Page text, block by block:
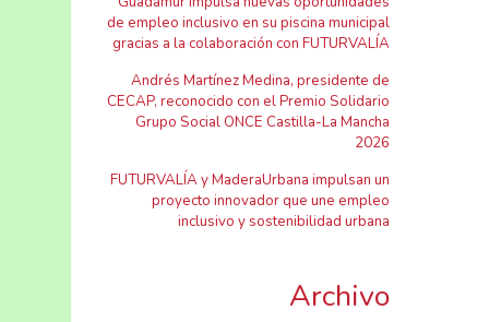
de empleo inclusivo en su piscina municipal
gracias a la colaboración con FUTURVALÍA
Andrés Martínez Medina, presidente de
CECAP, reconocido con el Premio Solidario
Grupo Social ONCE Castilla-La Mancha
2026
FUTURVALÍA y MaderaUrbana impulsan un
proyecto innovador que une empleo
inclusivo y sostenibilidad urbana
Archivo